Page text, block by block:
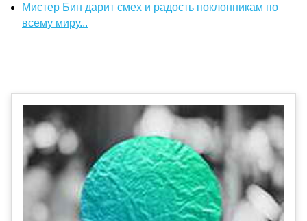
Мистер Бин дарит смех и радость поклонникам по
всему миру...